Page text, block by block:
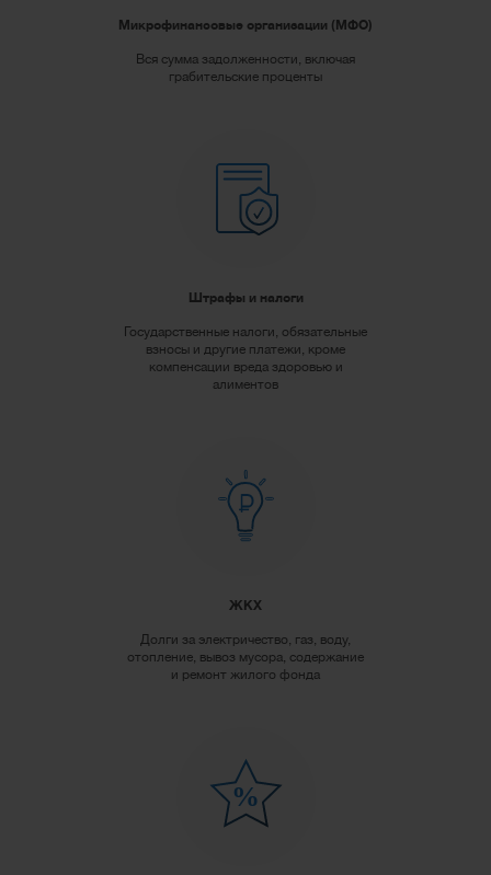
Микрофинансовые организации (МФО)
Вся сумма задолженности, включая
грабительские проценты
Штрафы и налоги
Государственные налоги, обязательные
взносы и другие платежи, кроме
компенсации вреда здоровью и
алиментов
ЖКХ
Долги за электричество, газ, воду,
отопление, вывоз мусора, содержание
и ремонт жилого фонда